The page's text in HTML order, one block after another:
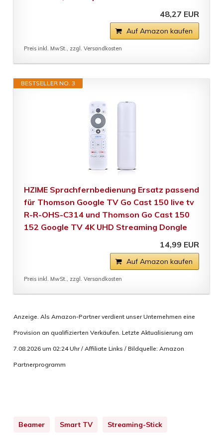
48,27 EUR
Auf Amazon kaufen
Preis inkl. MwSt., zzgl. Versandkosten
BESTSELLER NO. 3
HZIME Sprachfernbedienung Ersatz passend
für Thomson Google TV Go Cast 150 live tv
R-R-OHS-C314 und Thomson Go Cast 150
152 Google TV 4K UHD Streaming Dongle
14,99 EUR
Auf Amazon kaufen
Preis inkl. MwSt., zzgl. Versandkosten
Anzeige. Als Amazon-Partner verdient unser Unternehmen eine
Provision an qualifizierten Verkäufen. Letzte Aktualisierung am
7.08.2026 um 02:24 Uhr / Affiliate Links / Bildquelle: Amazon
Partnerprogramm
Beamer Smart TV Streaming-Stick